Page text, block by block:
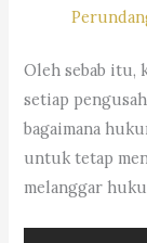
Oleh sebab itu,
setiap
bagaimana
untuk tetap
melanggar